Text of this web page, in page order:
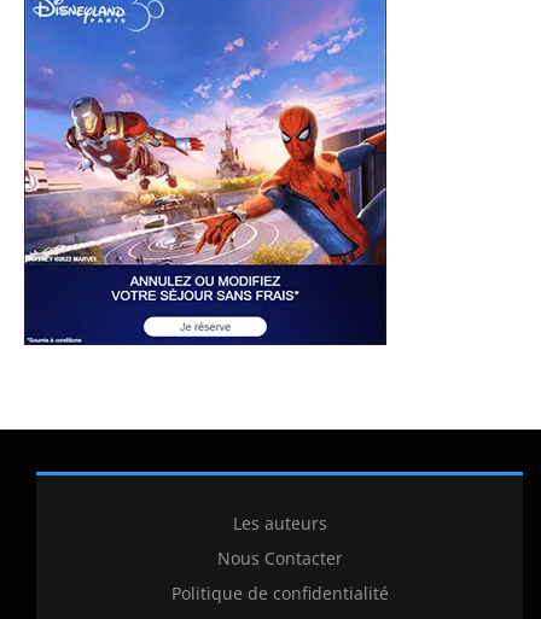
Les auteurs
Nous Contacter
Politique de confidentialité